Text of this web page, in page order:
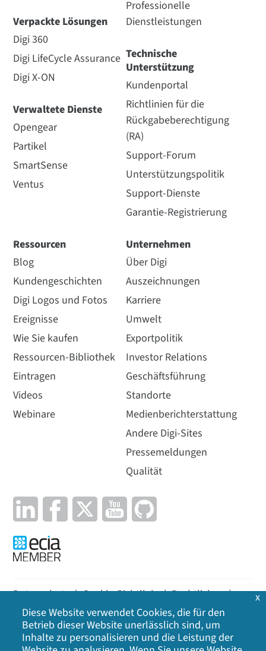
Verpackte Lösungen
Digi 360
Digi LifeCycle Assurance
Digi X-ON
Verwaltete Dienste
Opengear
Partikel
SmartSense
Ventus
Professionelle
Dienstleistungen
Technische
Unterstützung
Kundenportal
Richtlinien für die
Rückgabeberechtigung
(RA)
Support-Forum
Unterstützungspolitik
Support-Dienste
Garantie-Registrierung
Ressourcen
Blog
Kundengeschichten
Digi Logos und Fotos
Ereignisse
Wie Sie kaufen
Ressourcen-Bibliothek
Eintragen
Videos
Webinare
Unternehmen
Über Digi
Auszeichnungen
Karriere
Umwelt
Exportpolitik
Investor Relations
Geschäftsführung
Standorte
Medienberichterstattung
Andere Digi-Sites
Pressemeldungen
Qualität
Datenschutz | Cookie-Richtlinie | Rechtliches |
Lageplan
©2026Digi International Inc. Alle Rechte
Diese Website verwendet Cookies, die für den
Betrieb dieser Website unerlässlich sind, um
Inhalte zu personalisieren und die Leistung der
x